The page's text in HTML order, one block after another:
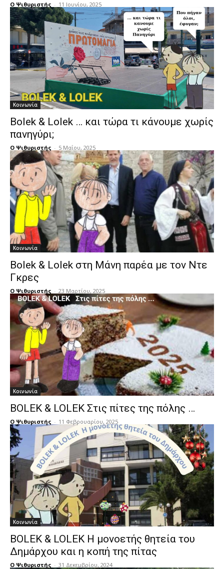
Ο Ψιθυριστής - 11 Ιουνίου, 2025
Κοινωνία
Bolek & Lolek … και τώρα τι κάνουμε χωρίς
πανηγύρι;
Ο Ψιθυριστής - 5 Μαΐου, 2025
Κοινωνία
Bolek & Lolek στη Μάνη παρέα με τον Ντε
Γκρες
Ο Ψιθυριστής - 23 Μαρτίου, 2025
Κοινωνία
BOLEK & LOLEK Στις πίτες της πόλης …
Ο Ψιθυριστής - 11 Φεβρουαρίου, 2025
Κοινωνία
BOLEK & LOLEK Η μονοετής θητεία του
Δημάρχου και η κοπή της πίτας
Ο Ψιθυριστής - 31 Δεκεμβρίου, 2024